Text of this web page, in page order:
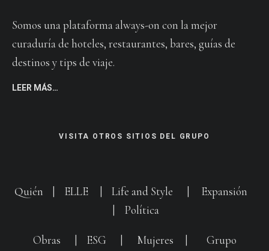
Somos una plataforma always-on con la mejor
curaduría de hoteles, restaurantes, bares, guías de
destinos y tips de viaje.
LEER MÁS…
VISITA OTROS SITIOS DEL GRUPO
Quién ELLE Life and Style
Expansión
Política
Obras ESG Mujeres Grupo